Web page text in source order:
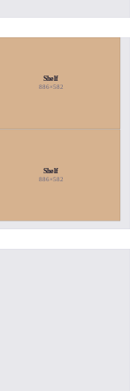
Shelf
886×582
Shelf
886×582